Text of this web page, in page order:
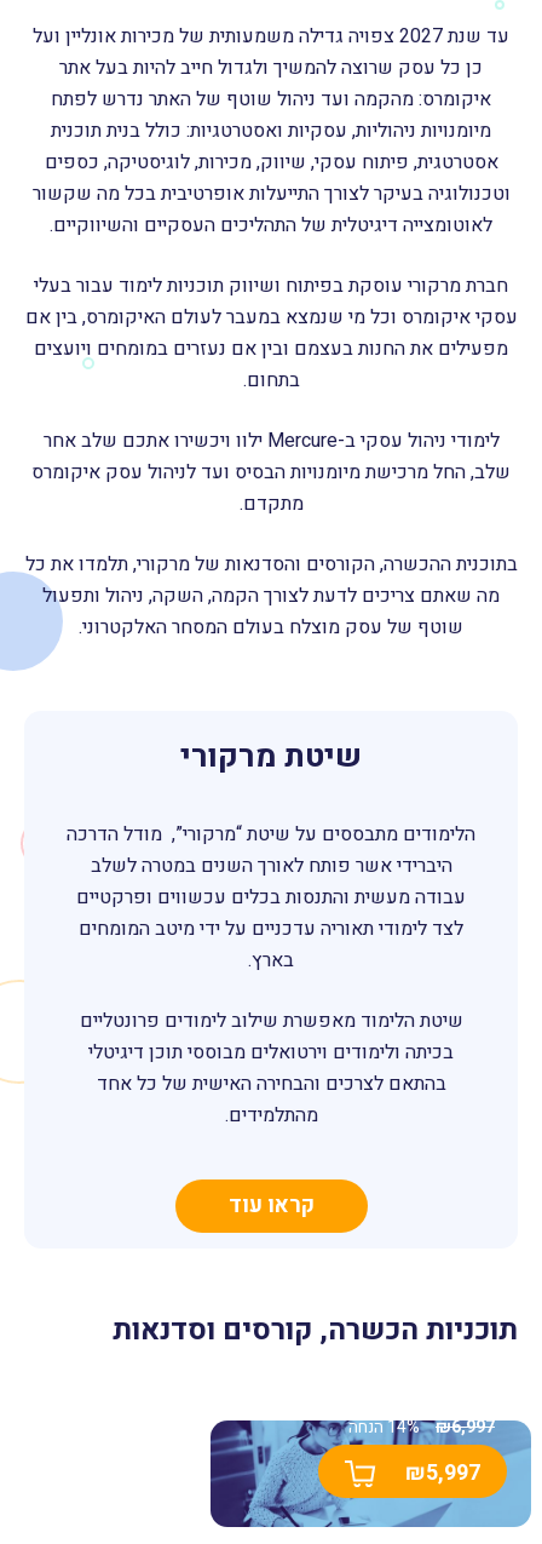
עד שנת 2027 צפויה גדילה משמעותית של מכירות אונליין ועל
כן כל עסק שרוצה להמשיך ולגדול חייב להיות בעל אתר
איקומרס: מהקמה ועד ניהול שוטף של האתר נדרש לפתח
מיומנויות ניהוליות, עסקיות ואסטרטגיות: כולל בנית תוכנית
אסטרטגית, פיתוח עסקי, שיווק, מכירות, לוגיסטיקה, כספים
וטכנולוגיה בעיקר לצורך התייעלות אופרטיבית בכל מה שקשור
לאוטומצייה דיגיטלית של התהליכים העסקיים והשיווקיים.
חברת מרקורי עוסקת בפיתוח ושיווק תוכניות לימוד עבור בעלי
עסקי איקומרס וכל מי שנמצא במעבר לעולם האיקומרס, בין אם
מפעילים את החנות בעצמם ובין אם נעזרים במומחים ויועצים
בתחום.
לימודי ניהול עסקי ב-Mercure ילוו ויכשירו אתכם שלב אחר
שלב, החל מרכישת מיומנויות הבסיס ועד לניהול עסק איקומרס
מתקדם.
בתוכנית ההכשרה, הקורסים והסדנאות של מרקורי, תלמדו את כל
מה שאתם צריכים לדעת לצורך הקמה, השקה, ניהול ותפעול
שוטף של עסק מוצלח בעולם המסחר האלקטרוני.
שיטת מרקורי
הלימודים מתבססים על שיטת “מרקורי”, מודל הדרכה
היברידי אשר פותח לאורך השנים במטרה לשלב
עבודה מעשית והתנסות בכלים עכשווים ופרקטיים
לצד לימודי תאוריה עדכניים על ידי מיטב המומחים
בארץ.
שיטת הלימוד מאפשרת שילוב לימודים פרונטליים
בכיתה ולימודים וירטואלים מבוססי תוכן דיגיטלי
בהתאם לצרכים והבחירה האישית של כל אחד
מהתלמידים.
קראו עוד
תוכניות הכשרה, קורסים וסדנאות
₪6,997 14% הנחה
₪5,997